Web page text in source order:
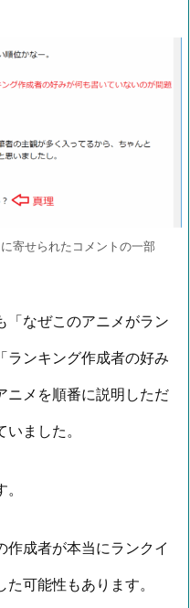
寄せられたコメントの一部
「なぜこのアニメがラン
ランキング作成者の好み
ニメを順番に説明しただ
ました。
作成者が本当にランクイ
可能性もあります。